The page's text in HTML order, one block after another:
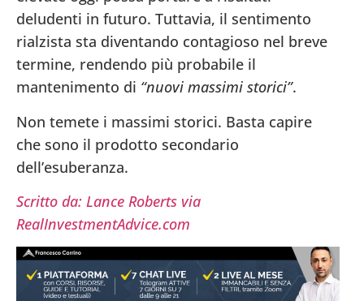
deludenti in futuro. Tuttavia, il sentimento
rialzista sta diventando contagioso nel breve
termine, rendendo più probabile il
mantenimento di “nuovi massimi storici”.
Non temete i massimi storici. Basta capire
che sono il prodotto secondario
dell’esuberanza.
Scritto da: Lance Roberts via
RealInvestmentAdvice.com